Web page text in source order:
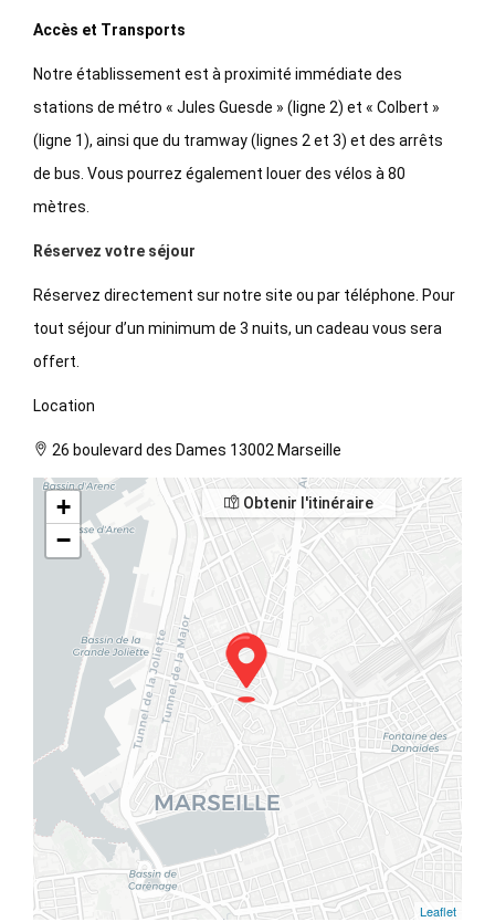
Accès et Transports
Notre établissement est à proximité immédiate des
stations de métro « Jules Guesde » (ligne 2) et « Colbert »
(ligne 1), ainsi que du tramway (lignes 2 et 3) et des arrêts
de bus. Vous pourrez également louer des vélos à 80
mètres.
Réservez votre séjour
Réservez directement sur notre site ou par téléphone. Pour
tout séjour d’un minimum de 3 nuits, un cadeau vous sera
offert.
Location
26 boulevard des Dames 13002 Marseille
+
−
Leaflet
Obtenir l'itinéraire